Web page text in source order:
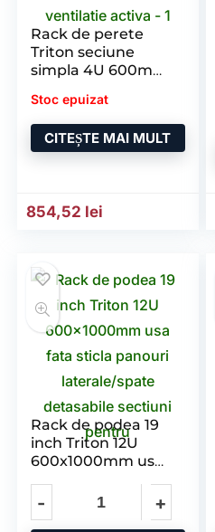
Rack de perete
Triton seciune
simpla 4U 600mm
sticla panouri
laterale fixe
sectiuni ventilatie
Stoc epuizat
CITEȘTE MAI MULT
854,52 lei
Rack de podea 19
inch Triton 12U
600x1000mm usa
laterale/spate
detasabile sectiuni